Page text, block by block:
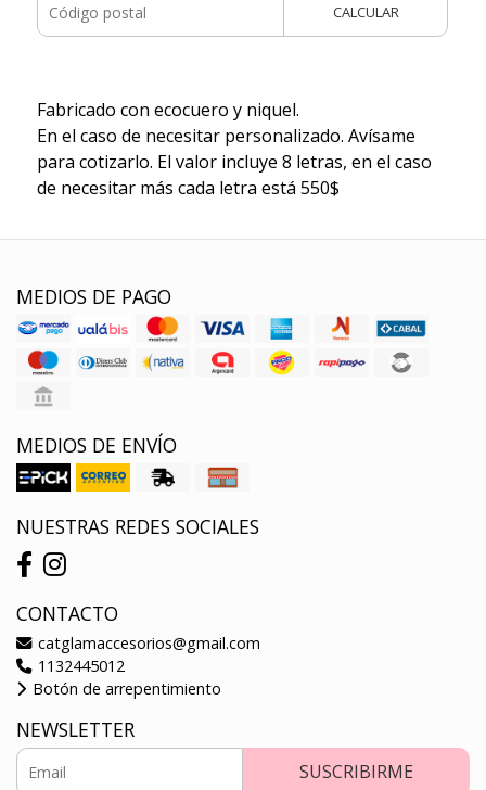
CALCULAR
Fabricado con ecocuero y niquel.
En el caso de necesitar personalizado. Avísame
para cotizarlo. El valor incluye 8 letras, en el caso
de necesitar más cada letra está 550$
MEDIOS DE PAGO
MEDIOS DE ENVÍO
NUESTRAS REDES SOCIALES
CONTACTO
catglamaccesorios@gmail.com
1132445012
Botón de arrepentimiento
NEWSLETTER
SUSCRIBIRME